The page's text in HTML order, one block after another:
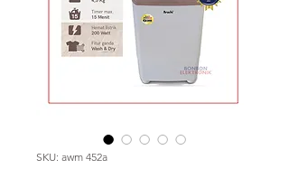
SKU: awm 452a